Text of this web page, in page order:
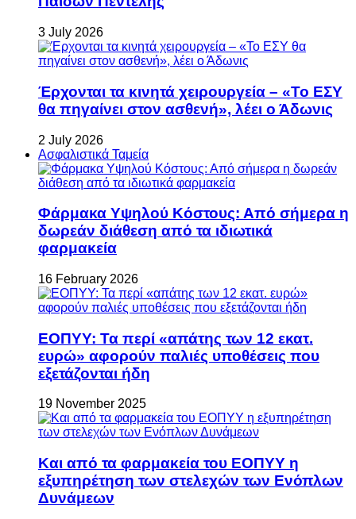
3 July 2026
Έρχονται τα κινητά χειρουργεία – «Το ΕΣΥ
θα πηγαίνει στον ασθενή», λέει ο Άδωνις
2 July 2026
Ασφαλιστικά Ταμεία
Φάρμακα Υψηλού Κόστους: Από σήμερα η
δωρεάν διάθεση από τα ιδιωτικά
φαρμακεία
16 February 2026
ΕΟΠΥΥ: Τα περί «απάτης των 12 εκατ.
ευρώ» αφορούν παλιές υποθέσεις που
εξετάζονται ήδη
19 November 2025
Και από τα φαρμακεία του ΕΟΠΥΥ η
εξυπηρέτηση των στελεχών των Ενόπλων
Δυνάμεων